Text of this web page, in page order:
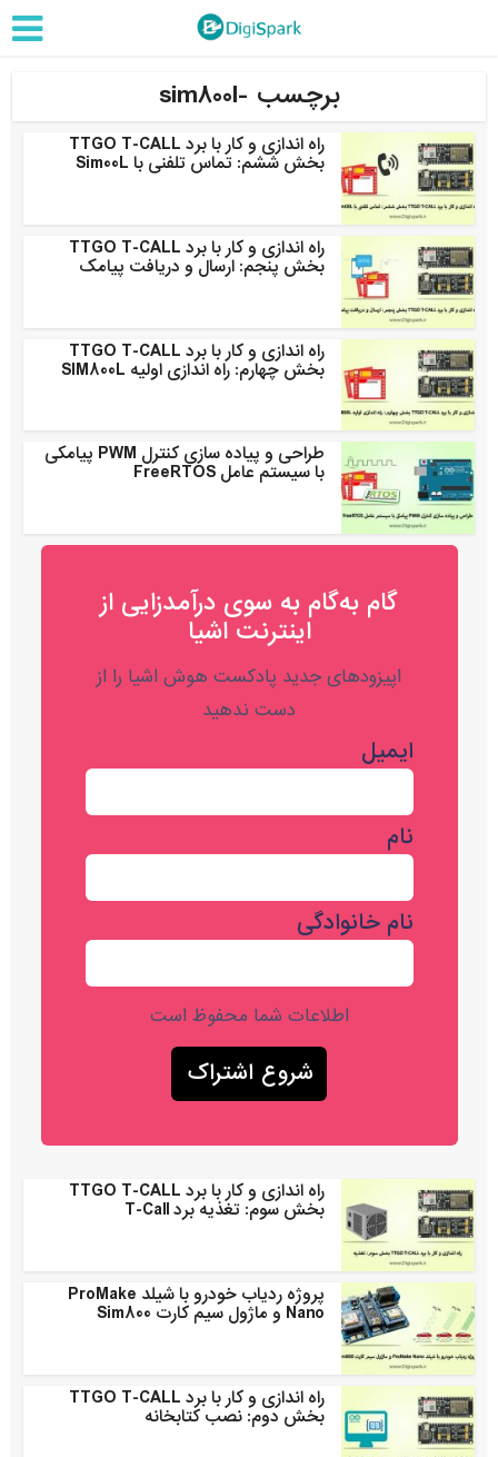
برچسب -sim800l
راه اندازی و کار با برد TTGO T-CALL
بخش ششم: تماس تلفنی با Sim00L
راه اندازی و کار با برد TTGO T-CALL
بخش پنجم: ارسال و دریافت پیامک
راه اندازی و کار با برد TTGO T-CALL
بخش چهارم: راه اندازی اولیه SIM800L
طراحی و پیاده سازی کنترل PWM پیامکی
با سیستم عامل FreeRTOS
گام به‌گام به‌ سوی درآمدزایی از
اینترنت اشیا
اپیزودهای جدید پادکست هوش اشیا را از
دست ندهید
ایمیل
نام
نام خانوادگی
اطلاعات شما محفوظ است
راه اندازی و کار با برد TTGO T-CALL
بخش سوم: تغذیه برد T-Call
پروژه ردیاب خودرو با شیلد ProMake
Nano و ماژول سیم کارت Sim800
راه اندازی و کار با برد TTGO T-CALL
بخش دوم: نصب کتابخانه